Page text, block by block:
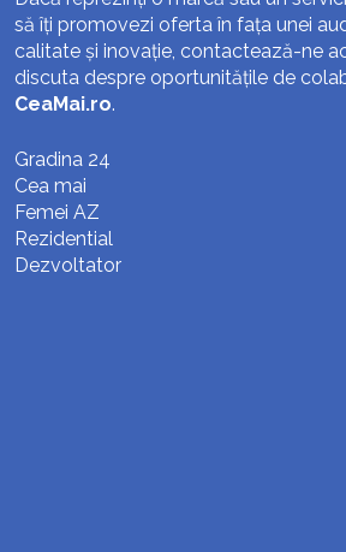
să îți promovezi oferta în fața unei
calitate și inovație, contactează-ne
discuta despre oportunitățile de
CeaMai.ro.
Gradina 24
Cea mai
Femei AZ
Rezidential
Dezvoltator